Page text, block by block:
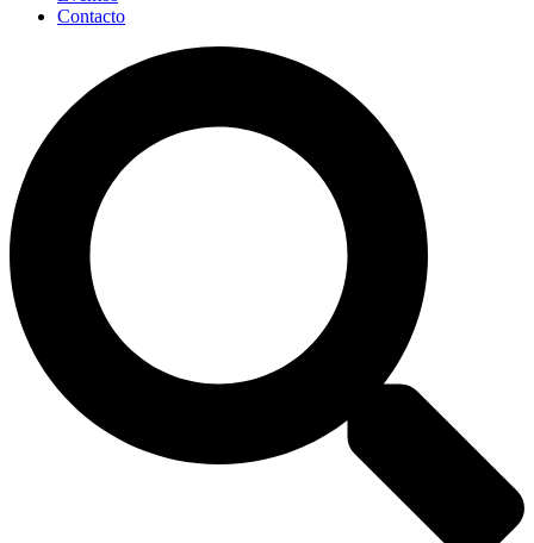
Contacto